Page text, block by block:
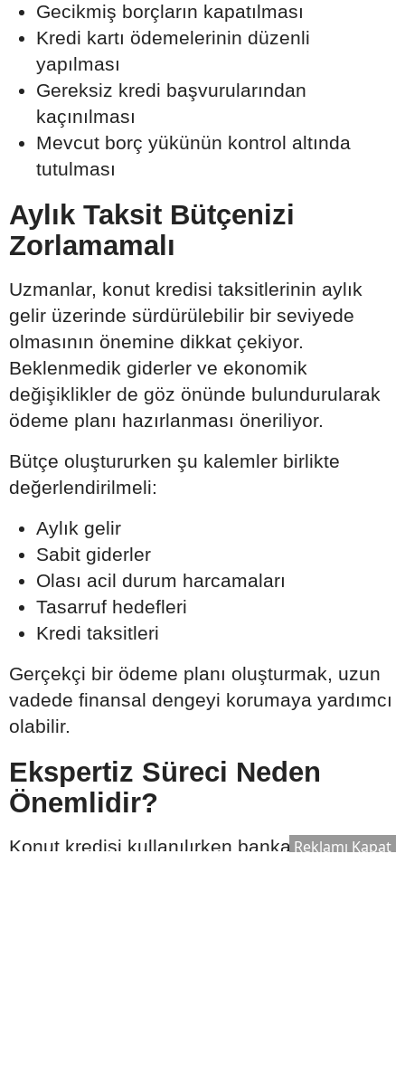
Gecikmiş borçların kapatılması
Kredi kartı ödemelerinin düzenli
yapılması
Gereksiz kredi başvurularından
kaçınılması
Mevcut borç yükünün kontrol altında
tutulması
Aylık Taksit Bütçenizi
Zorlamamalı
Uzmanlar, konut kredisi taksitlerinin aylık
gelir üzerinde sürdürülebilir bir seviyede
olmasının önemine dikkat çekiyor.
Beklenmedik giderler ve ekonomik
değişiklikler de göz önünde bulundurularak
ödeme planı hazırlanması öneriliyor.
Bütçe oluştururken şu kalemler birlikte
değerlendirilmeli:
Aylık gelir
Sabit giderler
Olası acil durum harcamaları
Tasarruf hedefleri
Kredi taksitleri
Gerçekçi bir ödeme planı oluşturmak, uzun
vadede finansal dengeyi korumaya yardımcı
olabilir.
Ekspertiz Süreci Neden
Önemlidir?
Konut kredisi kullanılırken banka tarafından
Reklamı Kapat